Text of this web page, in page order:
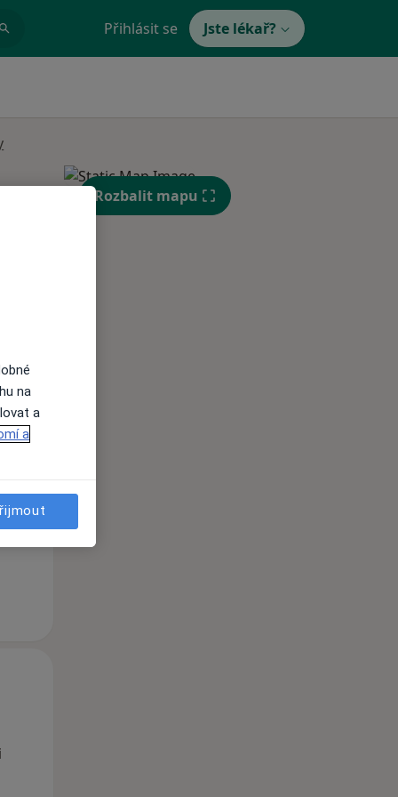
Přihlásit se Jste lékař?
Út St
Rozbalit mapu
na
a
a